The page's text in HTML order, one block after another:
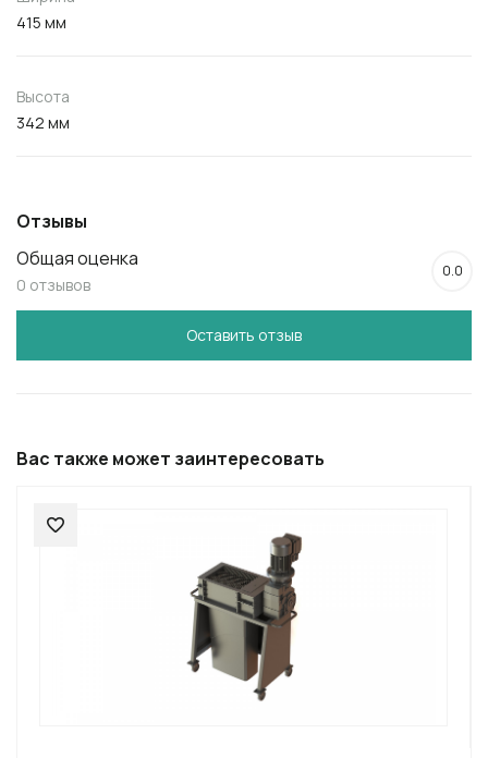
415 мм
Высота
342 мм
Отзывы
0.0
Общая оценка
0 отзывов
Оставить отзыв
Вас также может заинтересовать